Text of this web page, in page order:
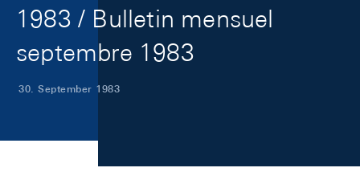
1983 / Bulletin mensuel
septembre 1983
30. September 1983